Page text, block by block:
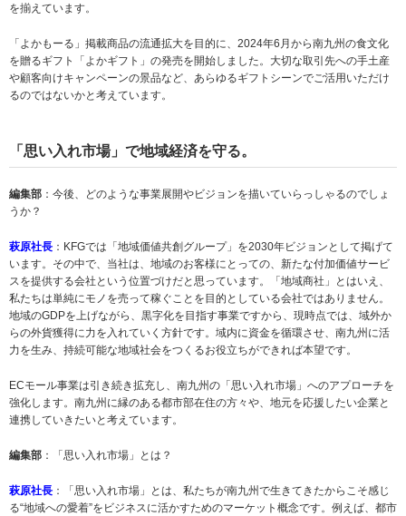
を揃えています。
「よかもーる」掲載商品の流通拡大を目的に、2024年6月から南九州の食文化
を贈るギフト「よかギフト」の発売を開始しました。大切な取引先への手土産
や顧客向けキャンペーンの景品など、あらゆるギフトシーンでご活用いただけ
るのではないかと考えています。
「思い入れ市場」で地域経済を守る。
編集部 ：今後、どのような事業展開やビジョンを描いていらっしゃるのでしょ
うか？
萩原社長 ：KFGでは「地域価値共創グループ」を2030年ビジョンとして掲げて
います。その中で、当社は、地域のお客様にとっての、新たな付加価値サービ
スを提供する会社という位置づけだと思っています。「地域商社」とはいえ、
私たちは単純にモノを売って稼ぐことを目的としている会社ではありません。
地域のGDPを上げながら、黒字化を目指す事業ですから、現時点では、域外か
らの外貨獲得に力を入れていく方針です。域内に資金を循環させ、南九州に活
力を生み、持続可能な地域社会をつくるお役立ちができれば本望です。
ECモール事業は引き続き拡充し、南九州の「思い入れ市場」へのアプローチを
強化します。南九州に縁のある都市部在住の方々や、地元を応援したい企業と
連携していきたいと考えています。
編集部 ：「思い入れ市場」とは？
萩原社長 ：「思い入れ市場」とは、私たちが南九州で生きてきたからこそ感じ
る“地域への愛着”をビジネスに活かすためのマーケット概念です。例えば、都市